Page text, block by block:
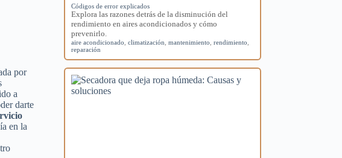
por
a
darte
en la
Códigos de error explicados
Explora las razones detrás de la disminución del
rendimiento en aires acondicionados y cómo
prevenirlo.
aire acondicionado ,climatización ,mantenimiento ,rendimiento
reparación